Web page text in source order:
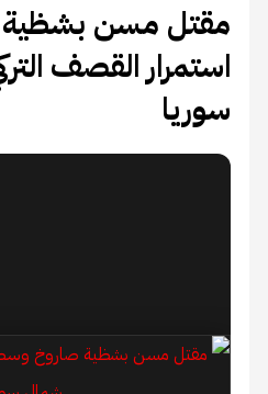
مقتل مسن
استمرار القصف
سوريا